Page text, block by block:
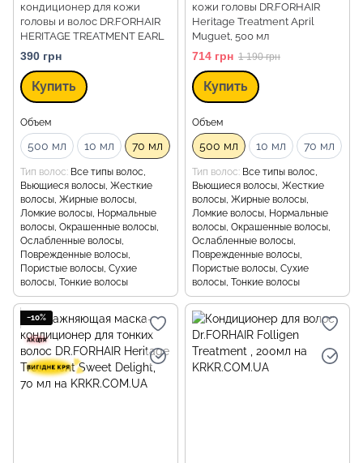
кондиционер для кожи
головы и волос DR.FORHAIR
HERITAGE TREATMENT EARL
GREY BLISS, 70 мл
390 грн
Купить
Объем
500 мл 10 мл 70 мл
Тип волос Все типы волос,
Вьющиеся волосы, Жесткие
волосы, Жирные волосы,
Ломкие волосы, Нормальные
волосы, Окрашенные волосы,
Ослабленные волосы,
Поврежденные волосы,
Пористые волосы, Сухие
волосы, Тонкие волосы
кожи головы DR.FORHAIR
Heritage Treatment April
Muguet, 500 мл
714 грн 1 190 грн
Купить
Объем
500 мл 10 мл 70 мл
Тип волос Все типы волос,
Вьющиеся волосы, Жесткие
волосы, Жирные волосы,
Ломкие волосы, Нормальные
волосы, Окрашенные волосы,
Ослабленные волосы,
Поврежденные волосы,
Пористые волосы, Сухие
волосы, Тонкие волосы
−10%